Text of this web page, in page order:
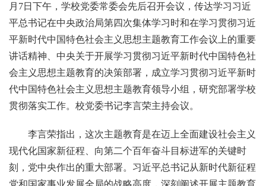
月7日下午，学校党委常委会先后召开会议，传达学习习近
平总书记在中央政治局第四次集体学习时和在学习贯彻习近
平新时代中国特色社会主义思想主题教育工作会议上的重要
讲话精神、中央关于开展学习贯彻习近平新时代中国特色社
会主义思想主题教育的决策部署，成立学习贯彻习近平新时
代中国特色社会主义思想主题教育领导小组，研究部署学校
贯彻落实工作。校党委书记李言荣主持会议。
李言荣指出，这次主题教育是在迈上全面建设社会主义
现代化国家新征程、向第二个百年奋斗目标进军的关键时
刻，党中央作出的重大部署。习近平总书记从新时代新征程
党和国家事业发展全局的战略高度，深刻阐述开展主题教育